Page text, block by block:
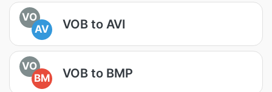
VO
AV
VOB to AVI
VO
BM
VOB to BMP